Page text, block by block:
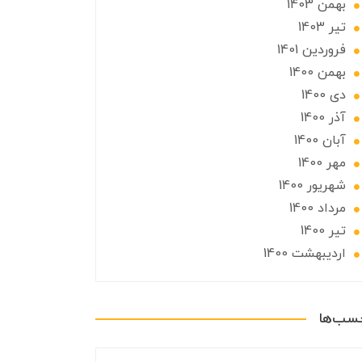
بهمن 1403
تير 1403
فروردین 1401
بهمن 1400
دی 1400
آذر 1400
آبان 1400
مهر 1400
شهریور 1400
مرداد 1400
تير 1400
ارديبهشت 1400